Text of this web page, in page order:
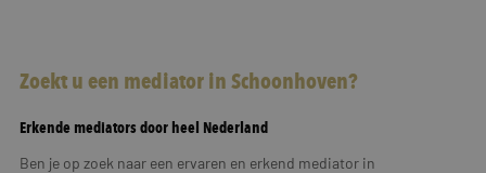
Zoekt u een mediator in Schoonhoven?
Erkende mediators door heel Nederland
Ben je op zoek naar een ervaren en erkend mediator in